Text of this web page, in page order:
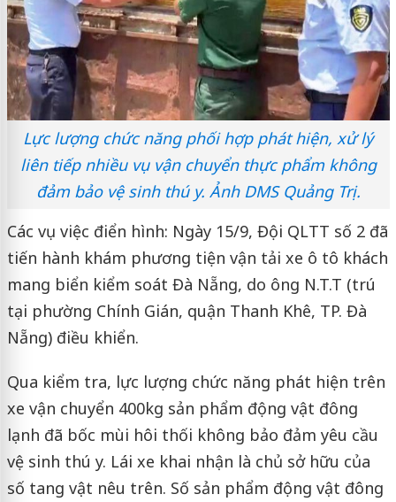
Lực lượng chức năng phối hợp phát hiện, xử lý
liên tiếp nhiều vụ vận chuyển thực phẩm không
đảm bảo vệ sinh thú y. Ảnh DMS Quảng Trị.
Các vụ việc điển hình: Ngày 15/9, Đội QLTT số 2 đã
tiến hành khám phương tiện vận tải xe ô tô khách
mang biển kiểm soát Đà Nẵng, do ông N.T.T (trú
tại phường Chính Gián, quận Thanh Khê, TP. Đà
Nẵng) điều khiển.
Qua kiểm tra, lực lượng chức năng phát hiện trên
xe vận chuyển 400kg sản phẩm động vật đông
lạnh đã bốc mùi hôi thối không bảo đảm yêu cầu
vệ sinh thú y. Lái xe khai nhận là chủ sở hữu của
số tang vật nêu trên. Số sản phẩm động vật đông